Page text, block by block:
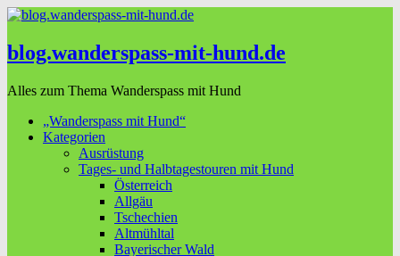
blog.wanderspass-mit-hund.de
Alles zum Thema Wanderspass mit Hund
„Wanderspass mit Hund“
Kategorien
Ausrüstung
Tages- und Halbtagestouren mit Hund
Österreich
Allgäu
Tschechien
Altmühltal
Bayerischer Wald